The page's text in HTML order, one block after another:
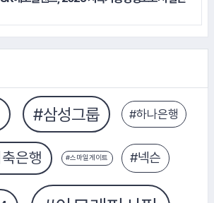
#DL이앤씨
#한화손해보험